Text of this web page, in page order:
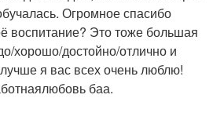
Огромное спасибо
воспитание? Это тоже большая
хорошо/достойно/отлично и
я вас всех очень люблю!
баа.